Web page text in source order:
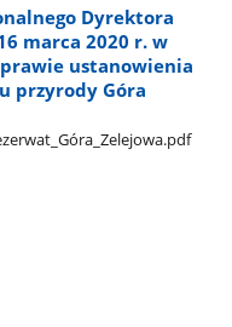
Dyrektora
marca 2020 r. w
ustanowienia
przyrody Góra